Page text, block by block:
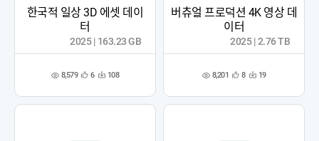
한국적 일상 3D 에셋 데이
터
조 8,579 관
록
6 다 108
2025 | 163.23 GB
버츄얼 프로덕션 4K 영상 데
이터
조 8,201 관
록
8 다 19
2025 | 2.76 TB